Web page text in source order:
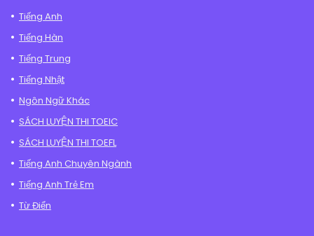
Tiếng Anh
Tiếng Hàn
Tiếng Trung
Tiếng Nhật
Ngôn Ngữ Khác
SÁCH LUYỆN THI TOEIC
SÁCH LUYỆN THI TOEFL
Tiếng Anh Chuyên Ngành
Tiếng Anh Trẻ Em
Từ Điển